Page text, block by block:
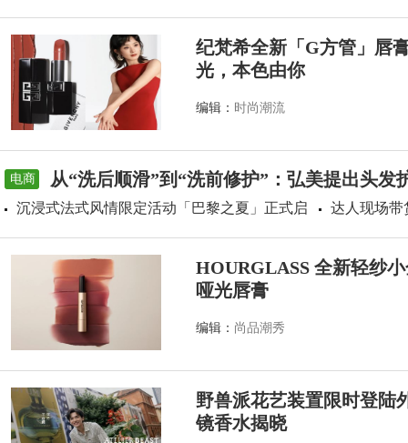
纪梵希全新「G方管」唇
光，本色由你
编辑： 时尚潮流
电商 从“洗后顺滑”到“洗前修护”：弘美提出头发
沉浸式法式风情限定活动「巴黎之夏」正式启 达人现场带
HOURGLASS 全新轻纱
哑光唇膏
编辑： 尚品潮秀
野兽派花艺装置限时登
镜香水揭晓